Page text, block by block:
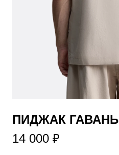
ПИДЖАК ГАВАНЬ
14 000 ₽